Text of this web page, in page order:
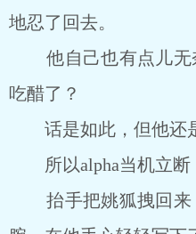
地忍了回去。
他自己也有点儿无
吃醋了？
话是如此，但他还是
所以alpha当机立断
抬手把姚狐拽回来